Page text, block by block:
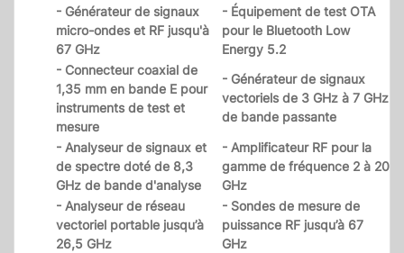
- Générateur de signaux
micro-ondes et RF jusqu'à
67 GHz
- Équipement de test OTA
pour le Bluetooth Low
Energy 5.2
- Connecteur coaxial de
1,35 mm en bande E pour
instruments de test et
mesure
- Générateur de signaux
vectoriels de 3 GHz à 7 GHz
de bande passante
- Analyseur de signaux et
de spectre doté de 8,3
GHz de bande d'analyse
- Amplificateur RF pour la
gamme de fréquence 2 à 20
GHz
- Analyseur de réseau
vectoriel portable jusqu’à
26,5 GHz
- Sondes de mesure de
puissance RF jusqu’à 67
GHz